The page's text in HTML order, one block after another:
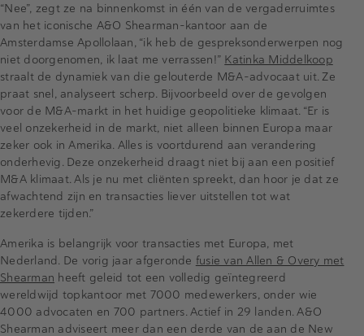
“Nee”, zegt ze na binnenkomst in één van de vergaderruimtes
van het iconische A&O Shearman-kantoor aan de
Amsterdamse Apollolaan, “ik heb de gespreksonderwerpen nog
niet doorgenomen, ik laat me verrassen!” Katinka Middelkoop
straalt de dynamiek van die gelouterde M&A-advocaat uit. Ze
praat snel, analyseert scherp. Bijvoorbeeld over de gevolgen
voor de M&A-markt in het huidige geopolitieke klimaat. “Er is
veel onzekerheid in de markt, niet alleen binnen Europa maar
zeker ook in Amerika. Alles is voortdurend aan verandering
onderhevig. Deze onzekerheid draagt niet bij aan een positief
M&A klimaat. Als je nu met cliënten spreekt, dan hoor je dat ze
afwachtend zijn en transacties liever uitstellen tot wat
zekerdere tijden.”
Amerika is belangrijk voor transacties met Europa, met
Nederland. De vorig jaar afgeronde fusie van Allen & Overy met
Shearman heeft geleid tot een volledig geïntegreerd
wereldwijd topkantoor met 7000 medewerkers, onder wie
4000 advocaten en 700 partners. Actief in 29 landen. A&O
Shearman adviseert meer dan een derde van de aan de New